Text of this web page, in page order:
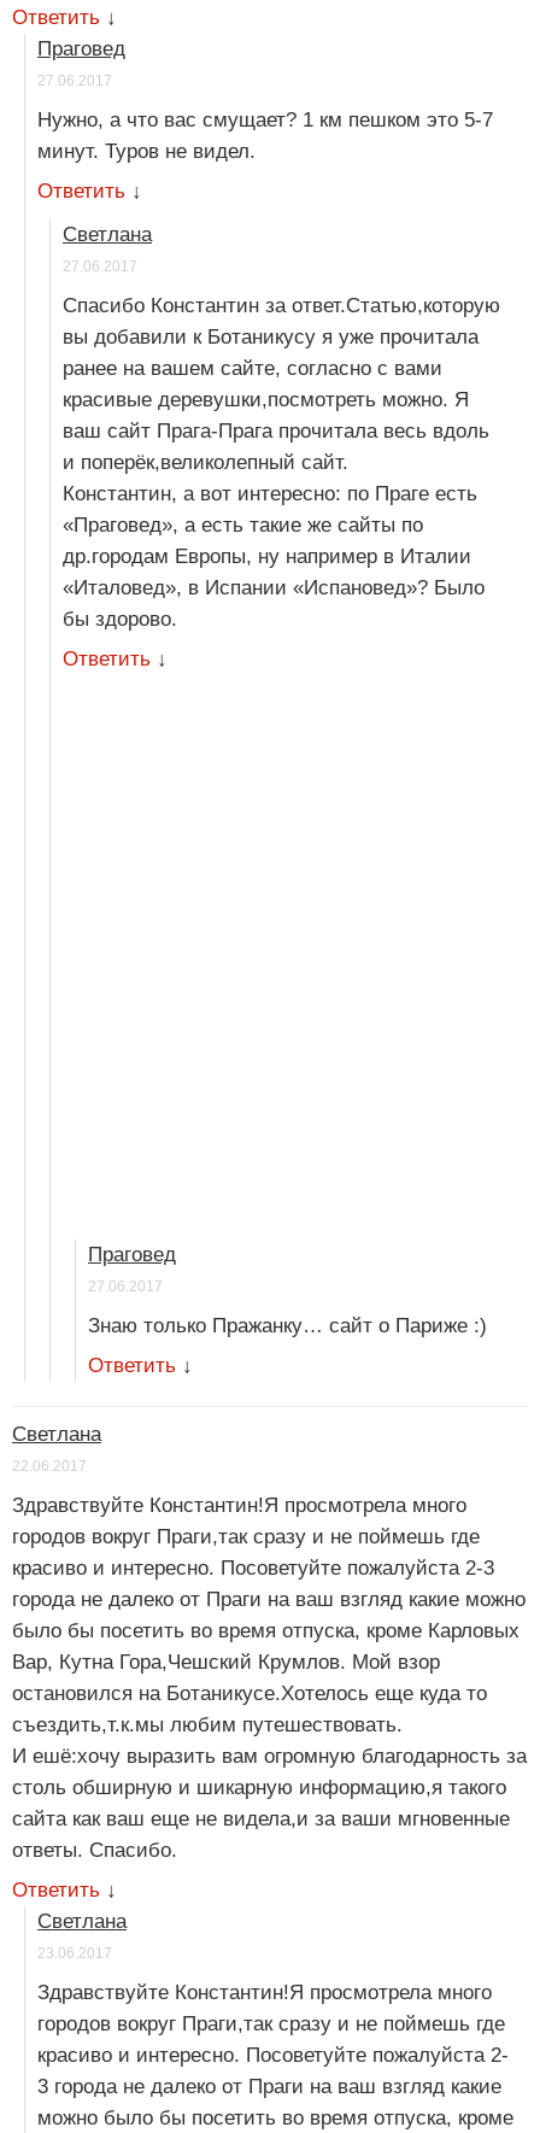
Ответить ↓
Праговед
27.06.2017
Нужно, а что вас смущает? 1 км пешком это 5-7
минут. Туров не видел.
Ответить ↓
Светлана
27.06.2017
Спасибо Константин за ответ.Статью,которую
вы добавили к Ботаникусу я уже прочитала
ранее на вашем сайте, согласно с вами
красивые деревушки,посмотреть можно. Я
ваш сайт Прага-Прага прочитала весь вдоль
и поперёк,великолепный сайт.
Константин, а вот интересно: по Праге есть
«Праговед», а есть такие же сайты по
др.городам Европы, ну например в Италии
«Италовед», в Испании «Испановед»? Было
бы здорово.
Ответить ↓
Праговед
27.06.2017
Знаю только Пражанку… сайт о Париже :)
Ответить ↓
Светлана
22.06.2017
Здравствуйте Константин!Я просмотрела много
городов вокруг Праги,так сразу и не поймешь где
красиво и интересно. Посоветуйте пожалуйста 2-3
города не далеко от Праги на ваш взгляд какие можно
было бы посетить во время отпуска, кроме Карловых
Вар, Кутна Гора,Чешский Крумлов. Мой взор
остановился на Ботаникусе.Хотелось еще куда то
съездить,т.к.мы любим путешествовать.
И ешё:хочу выразить вам огромную благодарность за
столь обширную и шикарную информацию,я такого
сайта как ваш еще не видела,и за ваши мгновенные
ответы. Спасибо.
Ответить ↓
Светлана
23.06.2017
Здравствуйте Константин!Я просмотрела много
городов вокруг Праги,так сразу и не поймешь где
красиво и интересно. Посоветуйте пожалуйста 2-
3 города не далеко от Праги на ваш взгляд какие
можно было бы посетить во время отпуска, кроме